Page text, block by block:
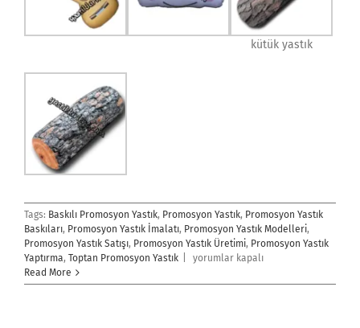
kütük yastık
Tags: Baskılı Promosyon Yastık, Promosyon Yastık, Promosyon Yastık
Baskıları, Promosyon Yastık İmalatı, Promosyon Yastık Modelleri,
Promosyon Yastık Satışı, Promosyon Yastık Üretimi, Promosyon Yastık
Yaptırma, Toptan Promosyon Yastık
Promosyon
için
yorumlar kapalı
Read More